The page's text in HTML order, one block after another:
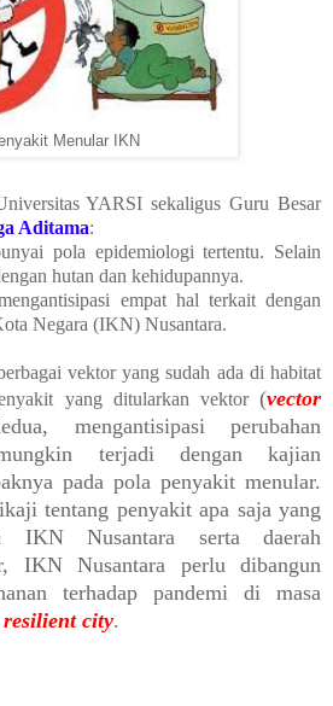
Menular IKN
YARSI sekaligus Guru Besar
Aditama:
pola epidemiologi tertentu. Selain
hutan dan kehidupannya.
empat hal terkait dengan
Negara (IKN) Nusantara.
vektor yang sudah ada di habitat
yang ditularkan vektor (vector
mengantisipasi perubahan
terjadi dengan kajian
pada pola penyakit menular.
tentang penyakit apa saja yang
IKN Nusantara serta daerah
IKN Nusantara perlu dibangun
terhadap pandemi di masa
city.